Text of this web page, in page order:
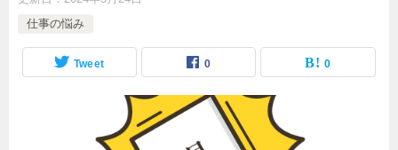
仕事の悩み
Tweet 0 0